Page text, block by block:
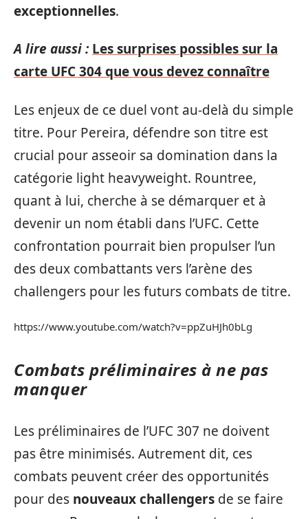
exceptionnelles.
A lire aussi : Les surprises possibles sur la
carte UFC 304 que vous devez connaître
Les enjeux de ce duel vont au-delà du simple
titre. Pour Pereira, défendre son titre est
crucial pour asseoir sa domination dans la
catégorie light heavyweight. Rountree,
quant à lui, cherche à se démarquer et à
devenir un nom établi dans l’UFC. Cette
confrontation pourrait bien propulser l’un
des deux combattants vers l’arène des
challengers pour les futurs combats de titre.
https://www.youtube.com/watch?v=ppZuHJh0bLg
Combats préliminaires à ne pas
manquer
Les préliminaires de l’UFC 307 ne doivent
pas être minimisés. Autrement dit, ces
combats peuvent créer des opportunités
pour des nouveaux challengers de se faire